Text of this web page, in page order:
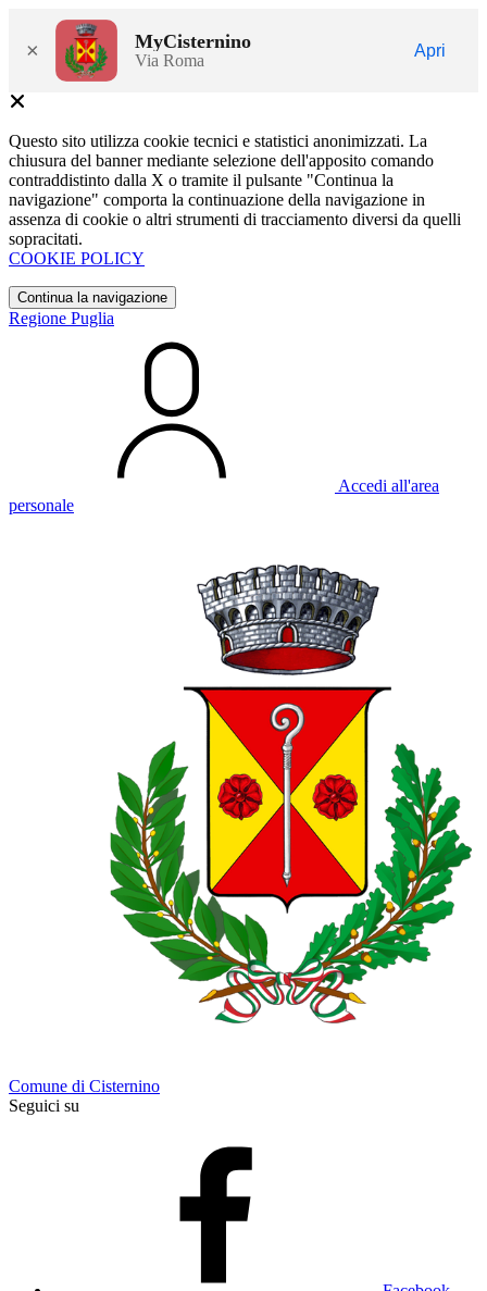
× MyCisternino
Via Roma
Apri
Questo sito utilizza cookie tecnici e statistici anonimizzati. La
chiusura del banner mediante selezione dell'apposito comando
contraddistinto dalla X o tramite il pulsante "Continua la
navigazione" comporta la continuazione della navigazione in
assenza di cookie o altri strumenti di tracciamento diversi da quelli
sopracitati.
COOKIE POLICY
Continua la navigazione
Regione Puglia
Accedi all'area
personale
Comune di Cisternino
Seguici su